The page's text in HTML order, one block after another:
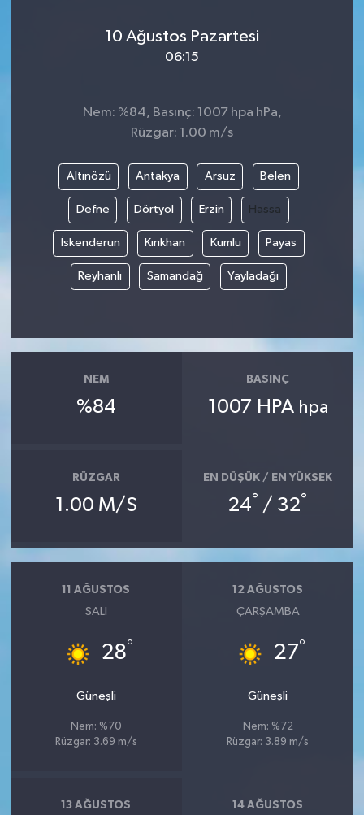
10 Ağustos Pazartesi
06:15
Nem: %84, Basınç: 1007 hpa hPa,
Rüzgar: 1.00 m/s
Altınözü Antakya Arsuz Belen
Defne Dörtyol Erzin Hassa
İskenderun Kırıkhan Kumlu Payas
Reyhanlı Samandağ Yayladağı
NEM
%84
BASINÇ
1007 HPA hpa
RÜZGAR
1.00 M/S
EN DÜŞÜK / EN YÜKSEK
24° / 32°
11 AĞUSTOS
SALI
28°
Güneşli
Nem: %70
Rüzgar: 3.69 m/s
12 AĞUSTOS
ÇARŞAMBA
27°
Güneşli
Nem: %72
Rüzgar: 3.89 m/s
13 AĞUSTOS 14 AĞUSTOS